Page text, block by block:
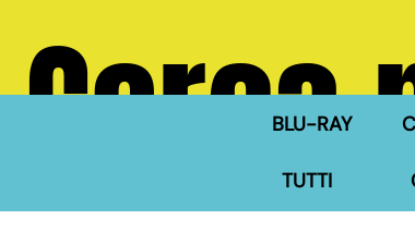
BLU-RAY
TUTTI
Cerca